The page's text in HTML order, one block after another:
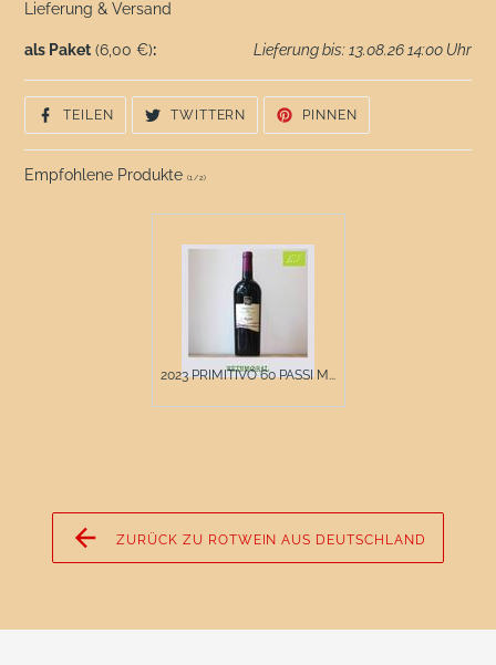
Lieferung & Versand
als Paket (6,00 €): Lieferung bis: 13.08.26 14:00 Uhr
TEILENAUF
FACEBOOK
TEILEN
TWITTERN
TWITTER
TWITTERN
PINNEN
PINNEN
Empfohlene Produkte (1 /2)
2023 PRIMITIVO 60 PASSI M...
ZURÜCK ZU ROTWEIN AUS DEUTSCHLAND